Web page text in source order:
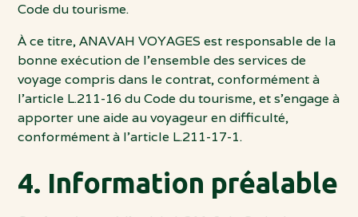
Code du tourisme.
À ce titre, ANAVAH VOYAGES est responsable de la
bonne exécution de l’ensemble des services de
voyage compris dans le contrat, conformément à
l’article L.211-16 du Code du tourisme, et s’engage à
apporter une aide au voyageur en difficulté,
conformément à l’article L.211-17-1.
4. Information préalable